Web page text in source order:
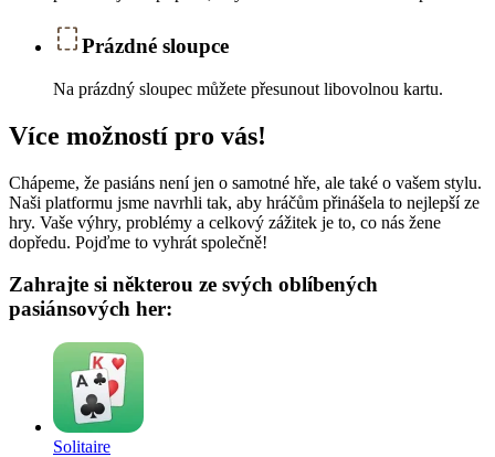
Prázdné sloupce
Na prázdný sloupec můžete přesunout libovolnou kartu.
Více možností pro vás!
Chápeme, že pasiáns není jen o samotné hře, ale také o vašem stylu.
Naši platformu jsme navrhli tak, aby hráčům přinášela to nejlepší ze
hry. Vaše výhry, problémy a celkový zážitek je to, co nás žene
dopředu. Pojďme to vyhrát společně!
Zahrajte si některou ze svých oblíbených
pasiánsových her:
Solitaire